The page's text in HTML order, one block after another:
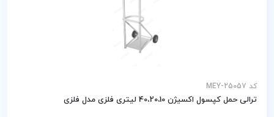
کد MEY-25057
ترالی حمل کپسول اکسیژن 40،20،10 لیتری فلزی مدل فلزی